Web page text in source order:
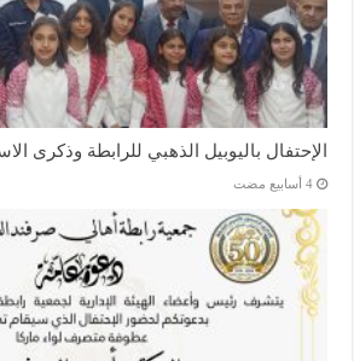
الإحتفال باليوبيل الذهبي للرابطة وذكرى
‏4 أسابيع مضت